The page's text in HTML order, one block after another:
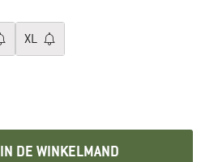
XL
IN DE WINKELMAND